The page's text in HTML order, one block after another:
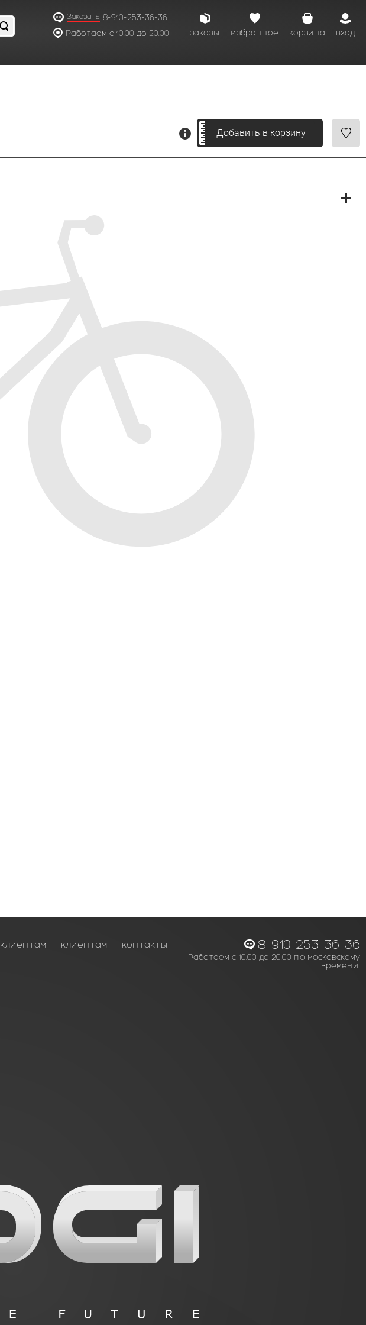
Заказать 8-910-253-36-36
Работаем с 10.00 до 20.00
вход
корзина
избранное
заказы
Добавить в корзину
клиентам клиентам контакты 8-910-253-36-36
Работаем с 10.00 до 20.00 по московскому
времени.